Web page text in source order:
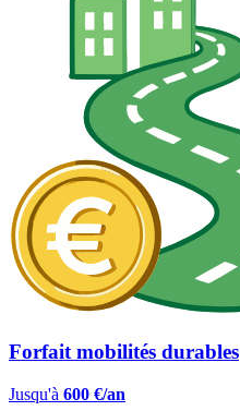
Forfait mobilités durables
Jusqu'à 600 €/an